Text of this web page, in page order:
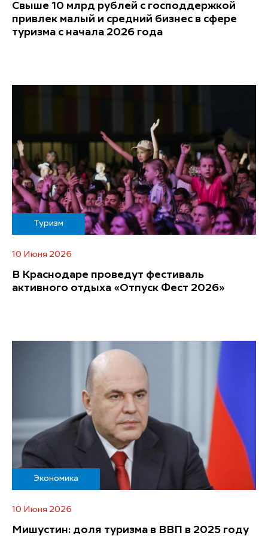
Свыше 10 млрд рублей с господдержкой
привлек малый и средний бизнес в сфере
туризма с начала 2026 года
Туризм
10 Июня 2026
В Краснодаре проведут фестиваль
активного отдыха «Отпуск Фест 2026»
Экономика
10 Июня 2026
Мишустин: доля туризма в ВВП в 2025 году